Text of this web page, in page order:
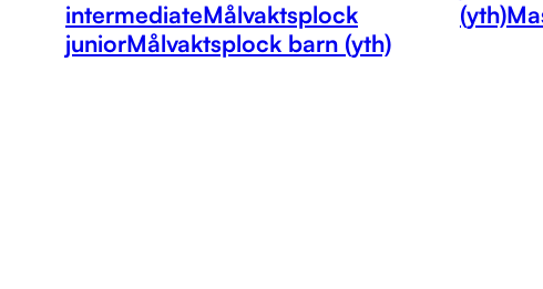
intermediateMålvaktsplock
juniorMålvaktsplock barn (yth)
(yth)